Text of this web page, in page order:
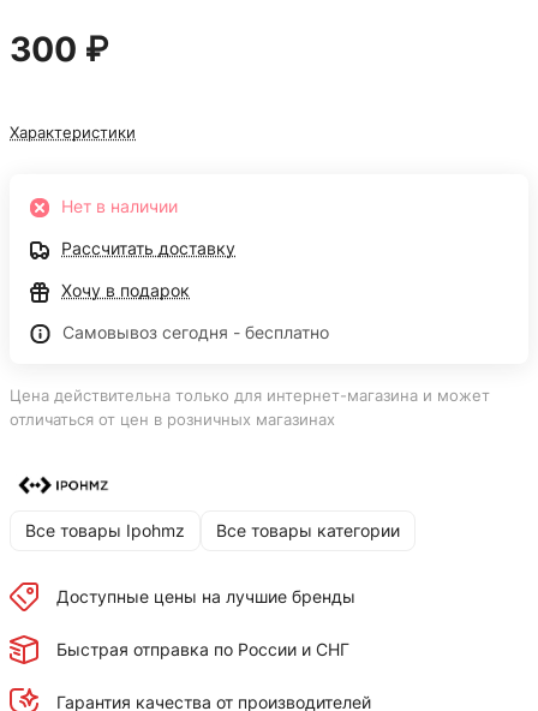
300 ₽
Характеристики
Нет в наличии
Рассчитать доставку
Хочу в подарок
Самовывоз сегодня - бесплатно
Цена действительна только для интернет-магазина и может
отличаться от цен в розничных магазинах
Все товары Ipohmz Все товары категории
Доступные цены на лучшие бренды
Быстрая отправка по России и СНГ
Гарантия качества от производителей